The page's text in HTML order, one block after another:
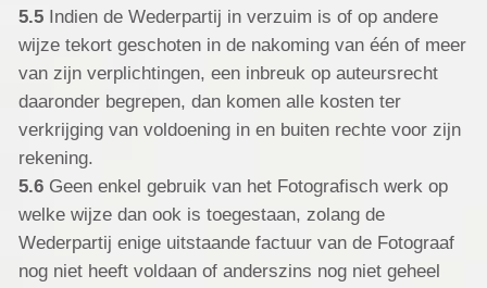
5.5Indien de Wederpartij in verzuim is of op andere
wijze tekort geschoten in de nakoming van één of meer
van zijn verplichtingen, een inbreuk op auteursrecht
daaronder begrepen, dan komen alle kosten ter
verkrijging van voldoening in en buiten rechte voor zijn
rekening.
5.6Geen enkel gebruik van het Fotografisch werk op
welke wijze dan ook is toegestaan, zolang de
Wederpartij enige uitstaande factuur van de Fotograaf
nog niet heeft voldaan of anderszins nog niet geheel